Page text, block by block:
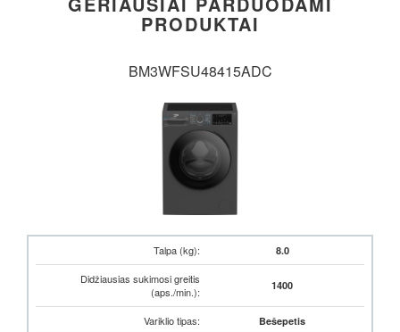
PRODUKTAI
BM3WFSU48415ADC
Talpa (kg): 8.0
Didžiausias sukimosi greitis
(aps./min.):
1400
Variklio tipas: Bešepetis